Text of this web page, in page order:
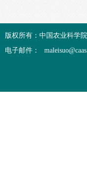
版权所有：中国农业科学
电子邮件：